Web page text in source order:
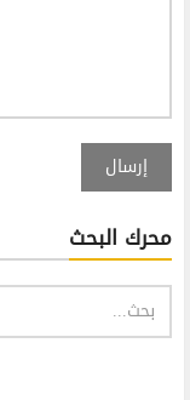
إرسال
محرك البحث